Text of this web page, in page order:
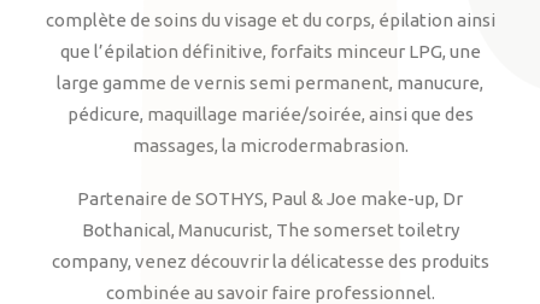
complète de soins du visage et du corps, épilation ainsi
que l’épilation définitive, forfaits minceur LPG, une
large gamme de vernis semi permanent, manucure,
pédicure, maquillage mariée/soirée, ainsi que des
massages, la microdermabrasion.
Partenaire de SOTHYS, Paul & Joe make-up, Dr
Bothanical, Manucurist, The somerset toiletry
company, venez découvrir la délicatesse des produits
combinée au savoir faire professionnel.